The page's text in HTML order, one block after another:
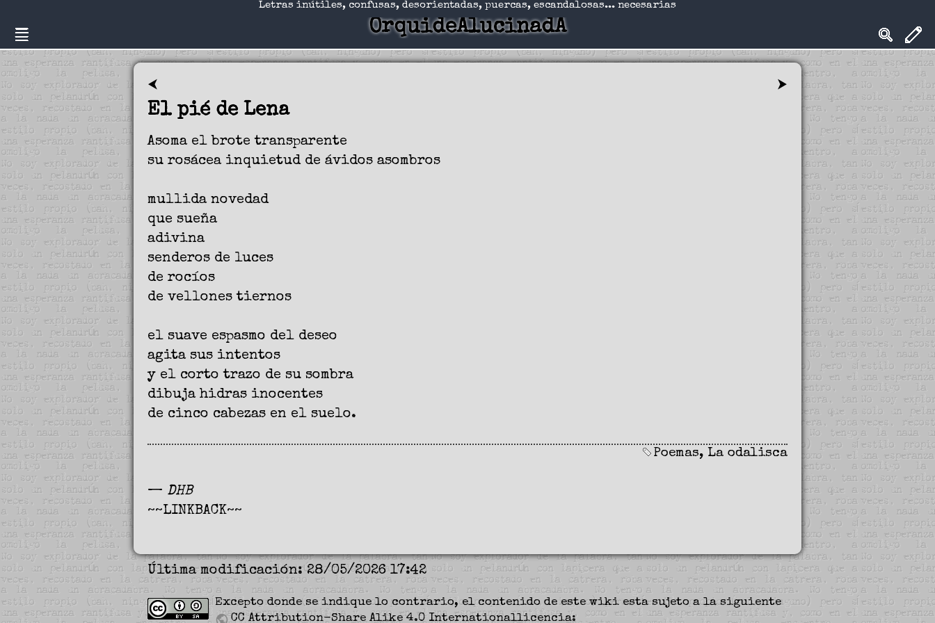
Letras inútiles, confusas, desorientadas, puercas, escandalosas... necesarias
OrquideAlucinadA
⮜ ⮞
El pié de Lena
Asoma el brote transparente
su rosácea inquietud de ávidos asombros
mullida novedad
que sueña
adivina
senderos de luces
de rocíos
de vellones tiernos
el suave espasmo del deseo
agita sus intentos
y el corto trazo de su sombra
dibuja hidras inocentes
de cinco cabezas en el suelo.
Poemas, La odalisca
— DHB
~~LINKBACK~~
Última modificación: 28/05/2026 17:42
Excepto donde se indique lo contrario, el contenido de este wiki esta sujeto a la siguiente
licencia:
CC Attribution-Share Alike 4.0 International